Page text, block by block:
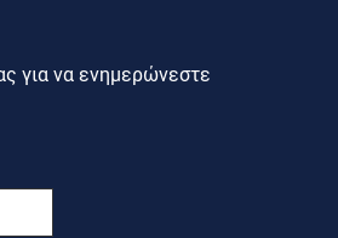
για να ενημερώνεστε